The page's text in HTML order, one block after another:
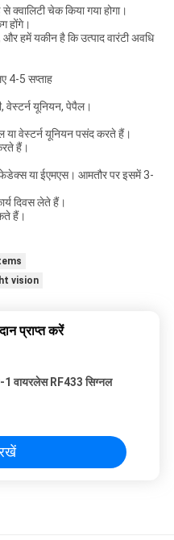
क्वालिटी चेक किया गया होगा।
होंगे।
और हमें यकीन है कि उत्पाद वारंटी अवधि
4-5 सप्ताह
यूनियन, पेपैल।
या वेस्टर्न यूनियन पसंद करते हैं।
हैं।
फेडेक्स या ईएमएस। आमतौर पर इसमें 3-
दिवस लेते हैं।
हैं।
vision
प्राप्त करें
वायरलेस RF433 सिग्नल